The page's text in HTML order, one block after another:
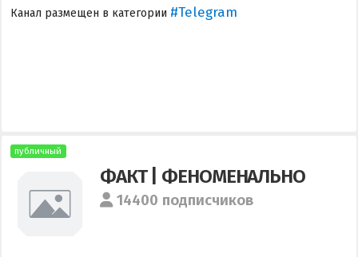
Канал размещен в категории #Telegram
публичный
ФАКТ | ФЕНОМЕНАЛЬНО
14400 подписчиков